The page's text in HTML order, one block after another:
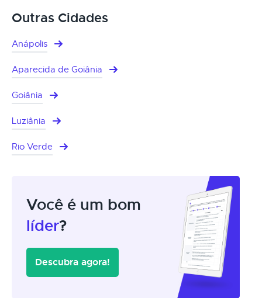
Outras Cidades
Anápolis
Aparecida de Goiânia
Goiânia
Luziânia
Rio Verde
Você é um bom
líder?
Descubra agora!